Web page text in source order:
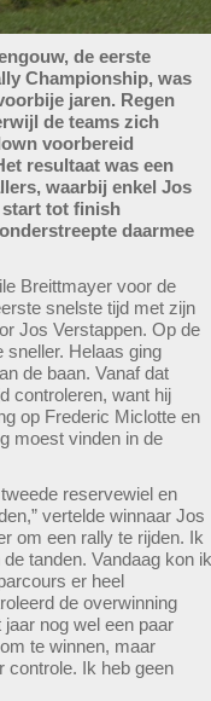
de eerste
Championship, was
jaren. Regen
de teams zich
voorbereid
resultaat was een
waarbij enkel Jos
start tot finish
daarmee
Breittmayer voor de
snelste tijd met zijn
Jos Verstappen. Op de
sneller. Helaas ging
de baan. Vanaf dat
controleren, want hij
op Frederic Miclotte en
moest vinden in de
reservewiel en
vertelde winnaar Jos
om een rally te rijden. Ik
tanden. Vandaag kon ik
er heel
de overwinning
nog wel een paar
te winnen, maar
controle. Ik heb geen